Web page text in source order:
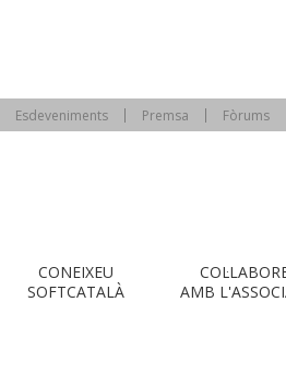
Esdeveniments Premsa Fòrums
CONEIXEU
SOFTCATALÀ
AMB